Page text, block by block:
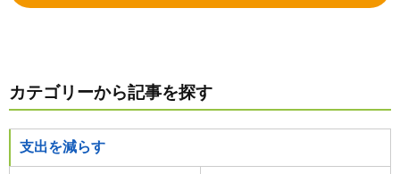
カテゴリーから記事を探す
支出を減らす